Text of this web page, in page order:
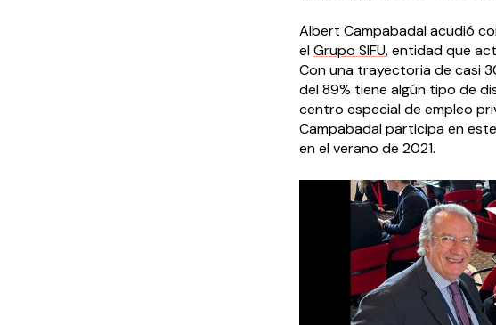
Albert Campabadal acudió
elGrupo SIFU, entidad que
Con una trayectoria de casi
del 89% tiene algún tipo de
centro especial de empleo
Campabadal participa en
en el verano de 2021.